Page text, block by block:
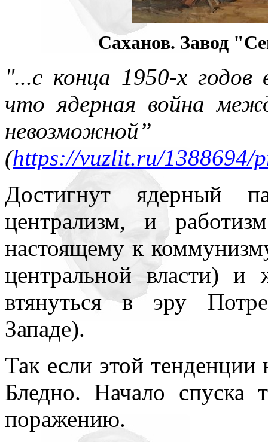
Саханов. Завод
"...с конца 1950-х
что ядерная война
невозможной”
(https://vuzlit.ru/1388694/
Достигнут ядерный
централизм, и
настоящему к
центральной власти)
втянуться в эру
Западе).
Так если этой
Бледно. Начало спуска
поражению.